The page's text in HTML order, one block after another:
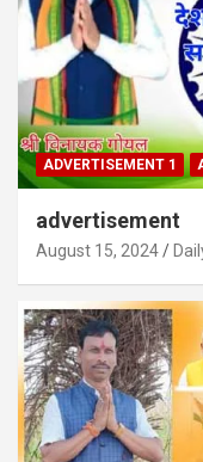
ADVERTISEMENT 1
advertisement
August 15, 2024